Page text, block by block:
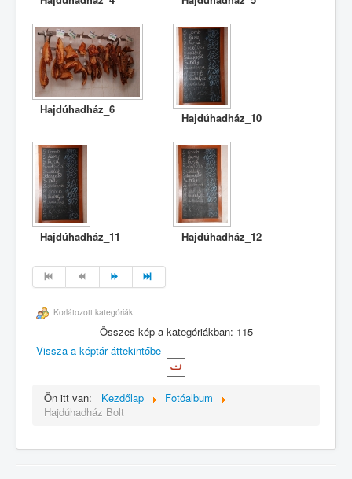
Hajdúhadház_6
Hajdúhadház_10
Hajdúhadház_11 Hajdúhadház_12
Korlátozott kategóriák
Összes kép a kategóriákban: 115
Vissza a képtár áttekintőbe
Ön itt van: Kezdőlap
Fotóalbum
Hajdúhadház Bolt